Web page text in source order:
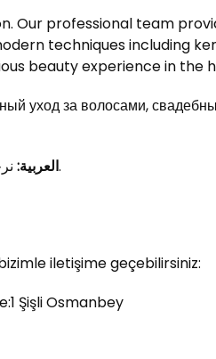
Our professional team
techniques including
beauty experience in the
уход за волосами,
العربية:نرحب بالعملاء الدوليين. خدمات تصفيف الشعر والمكياج الاحترافي في قلب اسطنبول.
iletişime geçebilirsiniz:
Şişli Osmanbey